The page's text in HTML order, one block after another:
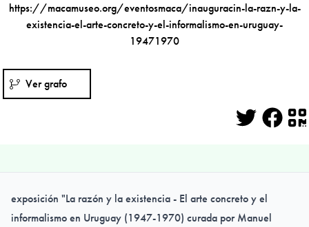
https://macamuseo.org/eventosmaca/inauguracin-la-razn-y-la-
existencia-el-arte-concreto-y-el-informalismo-en-uruguay-
19471970
Ver grafo
exposición "La razón y la existencia - El arte concreto y el
informalismo en Uruguay (1947-1970) curada por Manuel